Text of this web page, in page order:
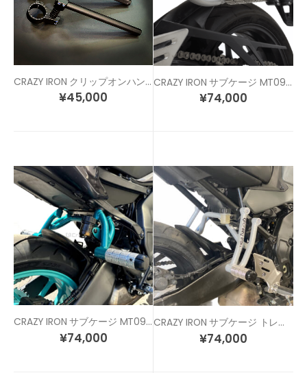
CRAZY IRON クリップオンハンドル 各色 / 各サイズ
¥45,000
CRAZY IRON サブケージ MT09 (21-23)
¥74,000
CRAZY IRON サブケージ MT09 (24-)
¥74,000
CRAZY IRON サブケージ トレーサー900 (21-)
¥74,000